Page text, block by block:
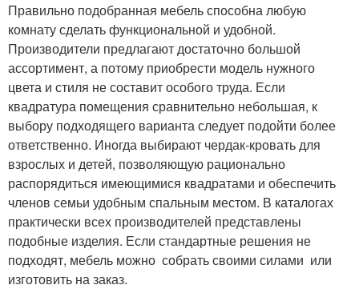
Правильно подобранная мебель способна любую
комнату сделать функциональной и удобной.
Производители предлагают достаточно большой
ассортимент, а потому приобрести модель нужного
цвета и стиля не составит особого труда. Если
квадратура помещения сравнительно небольшая, к
выбору подходящего варианта следует подойти более
ответственно. Иногда выбирают чердак-кровать для
взрослых и детей, позволяющую рационально
распорядиться имеющимися квадратами и обеспечить
членов семьи удобным спальным местом. В каталогах
практически всех производителей представлены
подобные изделия. Если стандартные решения не
подходят, мебель можно собрать своими силами или
изготовить на заказ.